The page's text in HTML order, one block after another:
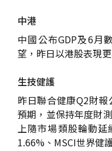
中港
中國公布GDP及6月
望，昨日以港股表現
生技健護
昨日聯合健康Q2財
預期，並保持年度財
上隨市場類股輪動
1.66%、MSCI世界健